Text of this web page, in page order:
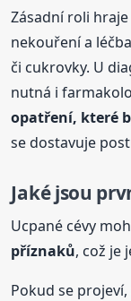
Zásadní roli
nekouření a
či cukrovky. U
nutná i
opatření, které
se dostavuje
Jaké jsou
Ucpané cévy
příznaků, což je
Pokud se